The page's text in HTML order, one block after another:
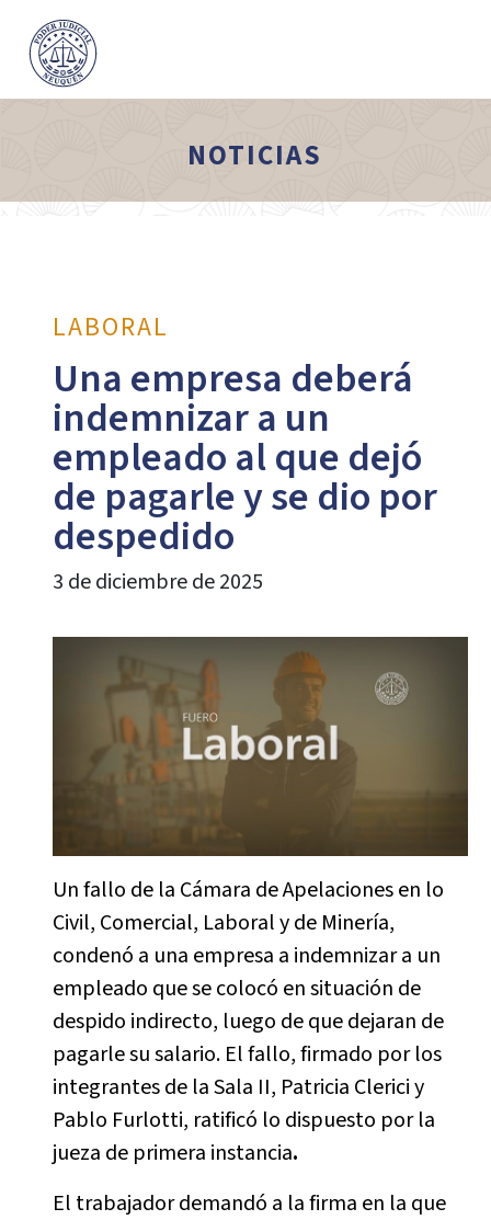
NOTICIAS
LABORAL
Una empresa deberá
indemnizar a un
empleado al que dejó
de pagarle y se dio por
despedido
3 de diciembre de 2025
Un fallo de la Cámara de Apelaciones en lo
Civil, Comercial, Laboral y de Minería,
condenó a una empresa a indemnizar a un
empleado que se colocó en situación de
despido indirecto, luego de que dejaran de
pagarle su salario. El fallo, firmado por los
integrantes de la Sala II, Patricia Clerici y
Pablo Furlotti, ratificó lo dispuesto por la
jueza de primera instancia.
El trabajador demandó a la firma en la que